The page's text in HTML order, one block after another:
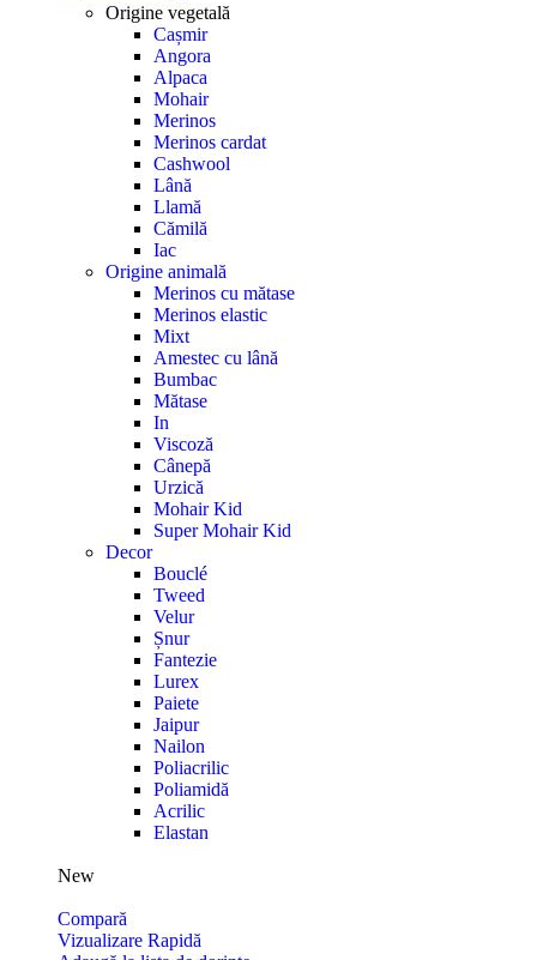
Origine vegetală
Cașmir
Angora
Alpaca
Mohair
Merinos
Merinos cardat
Cashwool
Lână
Llamă
Cămilă
Iac
Origine animală
Merinos cu mătase
Merinos elastic
Mixt
Amestec cu lână
Bumbac
Mătase
In
Viscoză
Cânepă
Urzică
Mohair Kid
Super Mohair Kid
Decor
Bouclé
Tweed
Velur
Șnur
Fantezie
Lurex
Paiete
Jaipur
Nailon
Poliacrilic
Poliamidă
Acrilic
Elastan
New
Compară
Vizualizare Rapidă